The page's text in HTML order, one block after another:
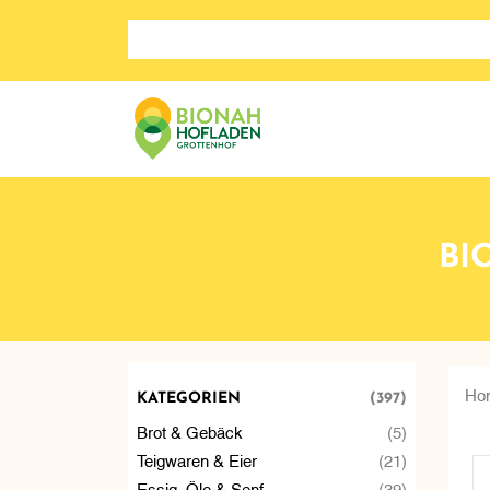
KATEGORIEN (397)
Brot & Gebäck (5)
Teigwaren & Eier (21)
Essig, Öle & Senf (39)